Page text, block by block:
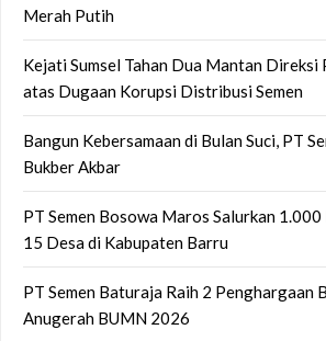
Merah Putih
Kejati Sumsel Tahan Dua Mantan Direksi
atas Dugaan Korupsi Distribusi Semen
Bangun Kebersamaan di Bulan Suci, PT
Bukber Akbar
PT Semen Bosowa Maros Salurkan 1.000
15 Desa di Kabupaten Barru
PT Semen Baturaja Raih 2 Penghargaan
Anugerah BUMN 2026